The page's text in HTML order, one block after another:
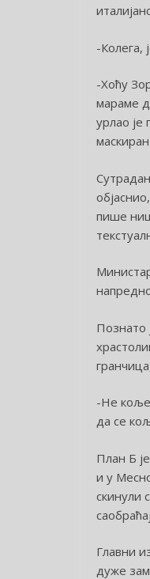
-Колега,
-Хоћу
мараме
урлао је
пише
Познато
-Не коље
да се
План Б
и у
скинули
Главни
дуже